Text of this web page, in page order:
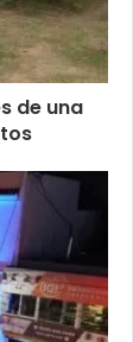
de una